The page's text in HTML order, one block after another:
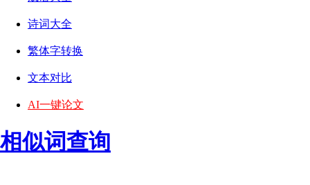
诗词大全
繁体字转换
文本对比
AI一键论文
相似词查询